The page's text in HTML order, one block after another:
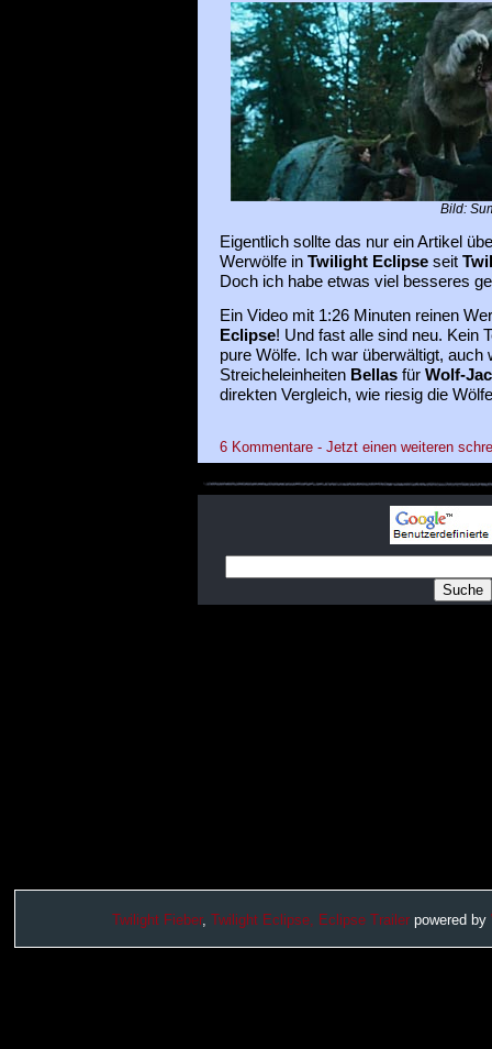
Bild:
Eigentlich sollte das nur ein Artikel
Werwölfe in Twilight Eclipseseit
Doch ich habe etwas viel besseres
Ein Video mit 1:26 Minuten reinen
Eclipse! Und fast alle sind neu. Kein
pure Wölfe. Ich war überwältigt, auch
Streicheleinheiten Bellas für Wolf-
direkten Vergleich, wie riesig die
6 Kommentare - Jetzt einen weiteren
Twilight Fieber, Twilight Eclipse, Eclipse Trailer powered by